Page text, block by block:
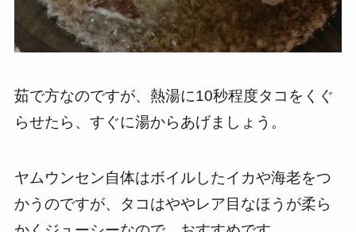
茹で方なのですが、熱湯に10秒程度タコをくぐ
らせたら、すぐに湯からあげましょう。
ヤムウンセン自体はボイルしたイカや海老をつ
かうのですが、タコはややレア目なほうが柔ら